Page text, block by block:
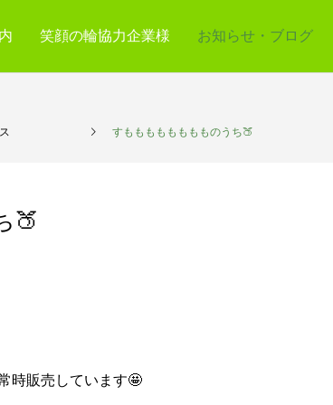
笑顔の輪協力企業様 お知らせ・ブログ
プレイス すもももももももものうち🍑
🍑
時販売しています🤩